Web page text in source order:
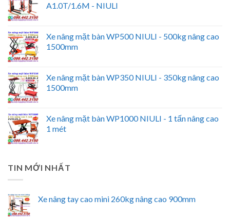
A1.0T/1.6M - NIULI
Xe nâng mặt bàn WP500 NIULI - 500kg nâng cao
1500mm
Xe nâng mặt bàn WP350 NIULI - 350kg nâng cao
1500mm
Xe nâng mặt bàn WP1000 NIULI - 1 tấn nâng cao
1 mét
TIN MỚI NHẤT
Xe nâng tay cao mini 260kg nâng cao 900mm